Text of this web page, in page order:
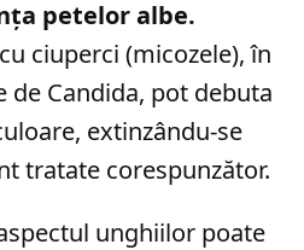
petelor albe.
ciuperci (micozele), în
de Candida, pot debuta
extinzându-se
tratate corespunzător.
unghiilor poate